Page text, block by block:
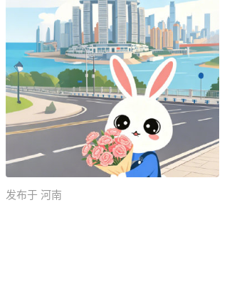
发布于 河南